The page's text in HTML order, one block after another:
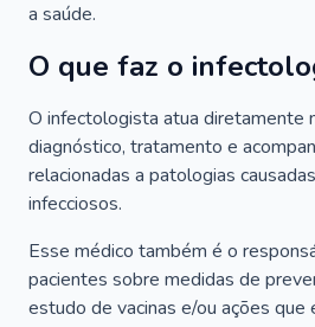
a saúde.
O que faz o
O infectologista atua diretamente
diagnóstico, tratamento e
relacionadas a patologias
infecciosos.
Esse médico também é o
pacientes sobre medidas de
estudo de vacinas e/ou ações que